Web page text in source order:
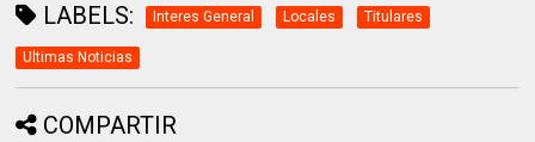
LABELS: Interes General Locales Titulares
Ultimas Noticias
COMPARTIR